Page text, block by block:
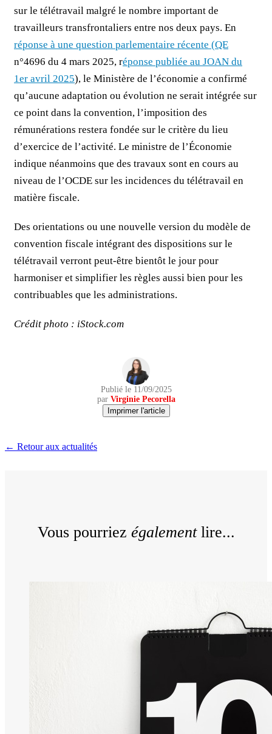
sur le télétravail malgré le nombre important de
travailleurs transfrontaliers entre nos deux pays. En
réponse à une question parlementaire récente (QE
n°4696 du 4 mars 2025, réponse publiée au JOAN du
1er avril 2025), le Ministère de l’économie a confirmé
qu’aucune adaptation ou évolution ne serait intégrée sur
ce point dans la convention, l’imposition des
rémunérations restera fondée sur le critère du lieu
d’exercice de l’activité. Le ministre de l’Économie
indique néanmoins que des travaux sont en cours au
niveau de l’OCDE sur les incidences du télétravail en
matière fiscale.
Des orientations ou une nouvelle version du modèle de
convention fiscale intégrant des dispositions sur le
télétravail verront peut-être bientôt le jour pour
harmoniser et simplifier les règles aussi bien pour les
contribuables que les administrations.
Crédit photo : iStock.com
Publié le 11/09/2025
par Virginie Pecorella
Imprimer l'article
← Retour aux actualités
Vous pourriez égalementlire...